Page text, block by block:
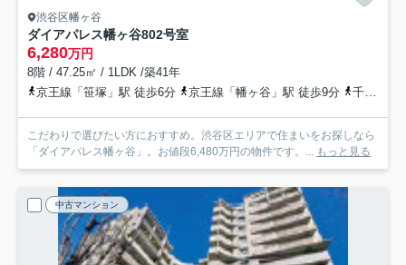
渋谷区幡ヶ谷
ダイアパレス幡ヶ谷802号室
6,280万円
8階 / 47.25㎡ / 1LDK /築41年
京王線「笹塚」駅 徒歩6分
京王線「幡ヶ谷」駅 徒歩9分 千代田線「代々木上原」駅 徒歩19分
こだわりで選びたい方におすすめ。渋谷区エリアで住まいをお探しなら
「ダイアパレス幡ヶ谷」。お値段6,480万円の物件です。... もっと見る
中古マンション